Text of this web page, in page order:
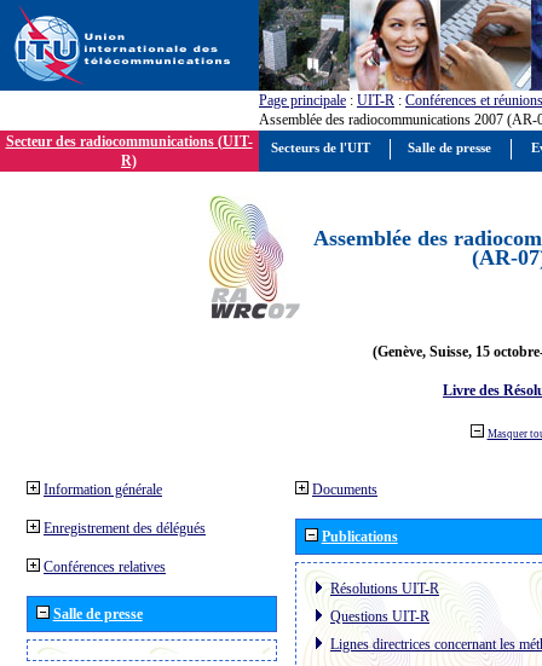
Page principale : UIT-R : Conférences et réunions
Assemblée des radiocommunications 2007 (AR-
Secteur des radiocommunications (UIT-
R)
Assemblée des
(AR-
(Genève, Suisse, 15
Livre des
Masquer
Information générale
Enregistrement des délégués
Conférences relatives
Salle de presse
Documents
Publications
Résolutions UIT-R
Questions UIT-R
Lignes directrices concernant les
Secteurs de l'UIT Salle de presse